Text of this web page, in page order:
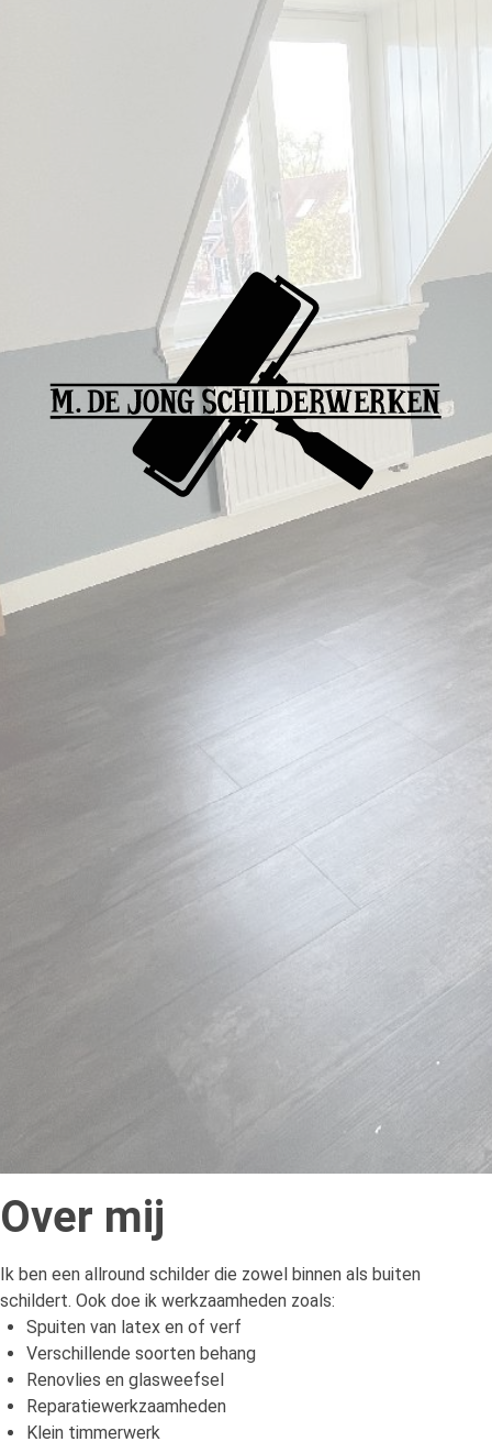
Over mij
Ik ben een allround schilder die zowel binnen als buiten
schildert. Ook doe ik werkzaamheden zoals:
Spuiten van latex en of verf
Verschillende soorten behang
Renovlies en glasweefsel
Reparatiewerkzaamheden
Klein timmerwerk